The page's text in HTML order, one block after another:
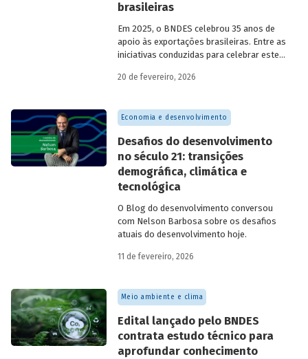
brasileiras
Em 2025, o BNDES celebrou 35 anos de
apoio às exportações brasileiras. Entre as
iniciativas conduzidas para celebrar este
quanto para a história do
Brasil, está o lançamento da publicação
“BNDES Exim: 35 anos de apoio às
20 de fevereiro, 2026
Economia e desenvolvimento
Desafios do desenvolvimento
no século 21: transições
demográfica, climática e
tecnológica
O Blog do desenvolvimento conversou
com Nelson Barbosa sobre os desafios
atuais do desenvolvimento hoje.
11 de fevereiro, 2026
Meio ambiente e clima
Edital lançado pelo BNDES
contrata estudo técnico para
aprofundar conhecimento